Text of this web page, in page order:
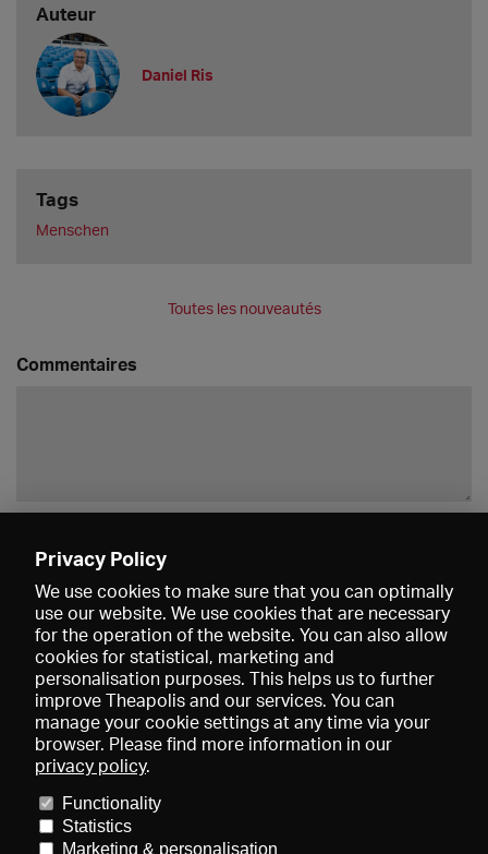
Auteur
Daniel Ris
Tags
Menschen
Toutes les nouveautés
Commentaires
Données médiatiques
Conditions générales de vente
Privacy Policy
We use cookies to make sure that you can optimally
use our website. We use cookies that are necessary
for the operation of the website. You can also allow
cookies for statistical, marketing and
personalisation purposes. This helps us to further
improve Theapolis and our services. You can
manage your cookie settings at any time via your
browser. Please find more information in our
privacy policy.
Functionality
Statistics
Marketing & personalisation